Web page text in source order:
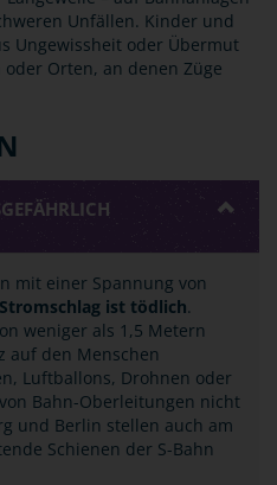
Unfällen. Kinder und
Ungewissheit oder Übermut
Orten, an denen Züge
mit einer Spannung von
Stromschlag ist tödlich.
weniger als 1,5 Metern
auf den Menschen
Luftballons, Drohnen oder
Bahn-Oberleitungen nicht
und Berlin stellen auch am
Schienen der S-Bahn